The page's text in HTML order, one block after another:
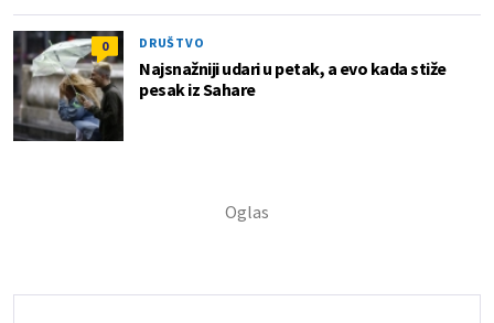
0 DRUŠTVO
Najsnažniji udari u petak, a evo kada stiže
pesak iz Sahare